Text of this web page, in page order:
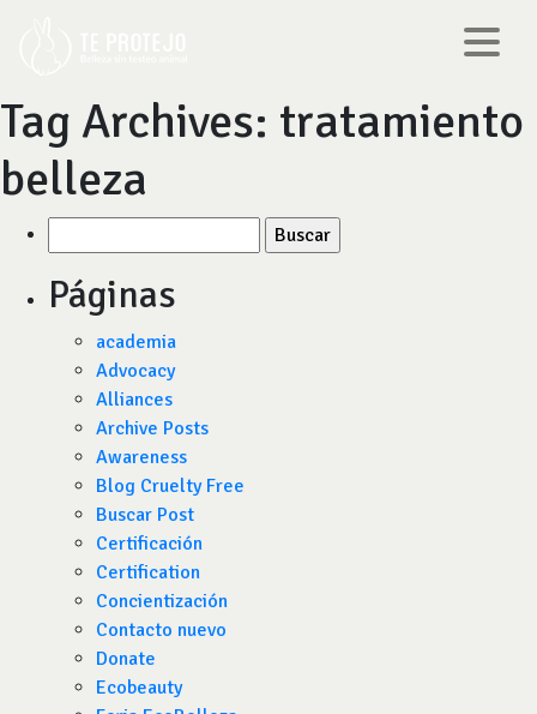
Tag Archives: tratamiento
belleza
por:
Páginas
academia
Advocacy
Alliances
Archive Posts
Awareness
Blog Cruelty Free
Buscar Post
Certificación
Certification
Concientización
Contacto nuevo
Donate
Ecobeauty